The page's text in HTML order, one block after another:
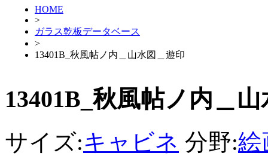
HOME
>
ガラス乾板データベース
>
13401B_秋風帖ノ内＿山水図＿遊印
13401B_秋風帖ノ内＿
サイズ:キャビネ 分野:絵